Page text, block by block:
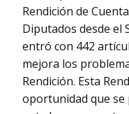
Rendición de
Diputados desde el
entró con 442
mejora los
Rendición. Esta
oportunidad que se